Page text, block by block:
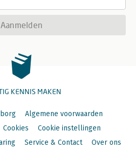
Aanmelden
KENNIS MAKEN
Algemene voorwaarden
Cookies
Cookie instellingen
Service & Contact Over ons